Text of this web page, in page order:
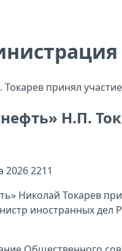
Н.П.
20262211
Николай Токарев
иностранных